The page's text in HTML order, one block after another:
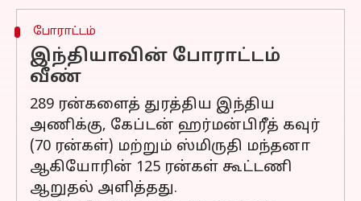
போராட்டம்
இந்தியாவின் போராட்டம்
வீண்
289 ரன்களைத் துரத்திய இந்திய
அணிக்கு, கேப்டன் ஹர்மன்பிரீத் கவுர்
(70 ரன்கள்) மற்றும் ஸ்மிருதி மந்தனா
ஆகியோரின் 125 ரன்கள் கூட்டணி
ஆறுதல் அளித்தது.